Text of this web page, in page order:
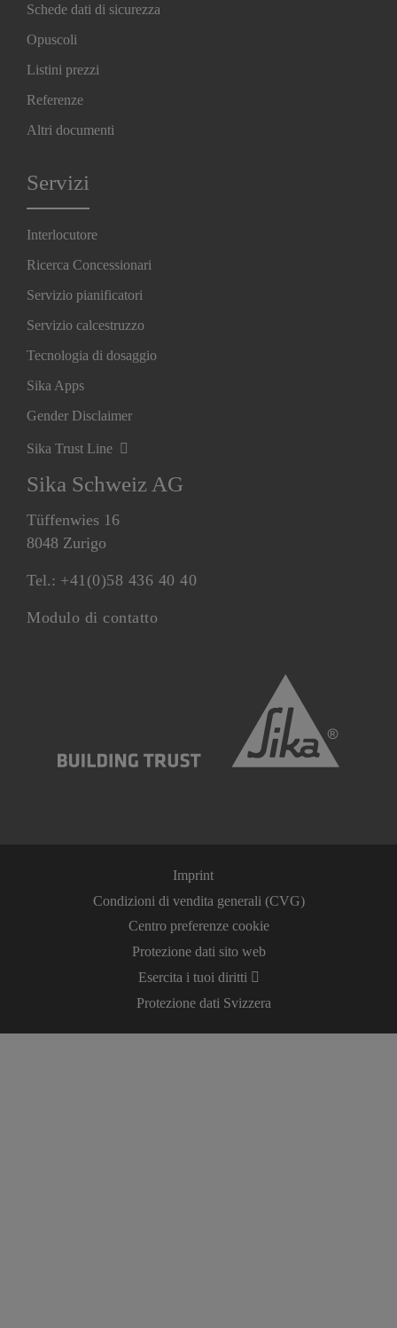
Schede dati di sicurezza
Opuscoli
Listini prezzi
Referenze
Altri documenti
Servizi
Interlocutore
Ricerca Concessionari
Servizio pianificatori
Servizio calcestruzzo
Tecnologia di dosaggio
Sika Apps
Gender Disclaimer
Sika Trust Line
Sika Schweiz AG
Tüffenwies 16
8048 Zurigo
Tel.: +41(0)58 436 40 40
Modulo di contatto
Imprint
Condizioni di vendita generali (CVG)
Centro preferenze cookie
Protezione dati sito web
Esercita i tuoi diritti
Protezione dati Svizzera